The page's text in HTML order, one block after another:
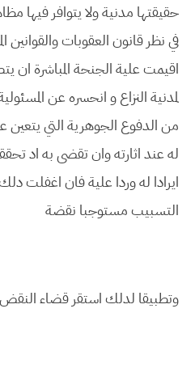
حقيقتها مدنية ولا يتوافر فيها
في نظر قانون العقوبات والقوانين
اقيمت علية الجنحة المباشرة ان
لمدنية النزاع و انحسره عن
من الدفوع الجوهرية التي
له عند اثارته وان تقضى به اد
ايرادا له وردا علية فان اغفلت
التسبيب مستوجبا نقضة
وتطبيقا لدلك استقر قضاء